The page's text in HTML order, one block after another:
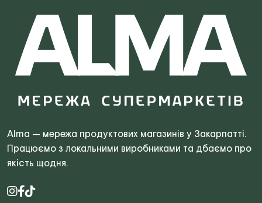
Alma — мережа продуктових магазинів у Закарпатті.
Працюємо з локальними виробниками та дбаємо про
якість щодня.